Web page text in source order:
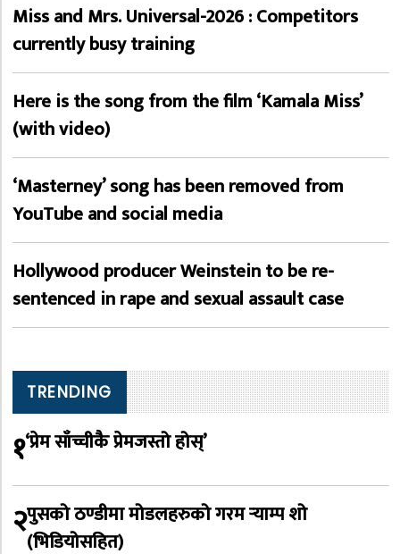
Miss and Mrs. Universal-2026 : Competitors
currently busy training
Here is the song from the film ‘Kamala Miss’
(with video)
‘Masterney’ song has been removed from
YouTube and social media
Hollywood producer Weinstein to be re-
sentenced in rape and sexual assault case
TRENDING
१‘प्रेम साँच्चीकै प्रेमजस्तो होस्’
२पुसको ठण्डीमा मोडलहरुको गरम र्‍याम्प शो
(भिडियोसहित)